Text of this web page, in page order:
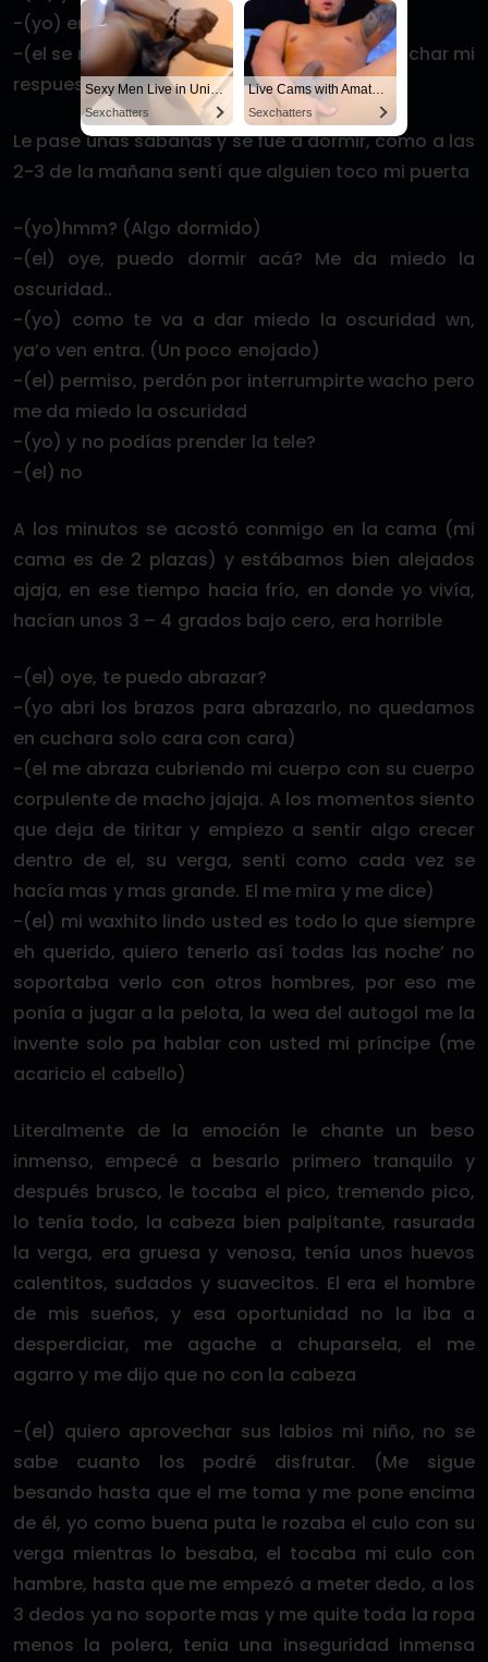
-(yo) en el sillón (tenemos sillón cama)
-(el se notaba un poco desanimado al escuchar mi
respuesta) bueno
Le pase unas sábanas y se fue a dormir, como a las
2-3 de la mañana sentí que alguien toco mi puerta
-(yo)hmm? (Algo dormido)
-(el) oye, puedo dormir acá? Me da miedo la
oscuridad..
-(yo) como te va a dar miedo la oscuridad wn,
ya’o ven entra. (Un poco enojado)
-(el) permiso, perdón por interrumpirte wacho pero
me da miedo la oscuridad
-(yo) y no podías prender la tele?
-(el) no
A los minutos se acostó conmigo en la cama (mi
cama es de 2 plazas) y estábamos bien alejados
ajaja, en ese tiempo hacia frío, en donde yo vivía,
hacían unos 3 – 4 grados bajo cero, era horrible
-(el) oye, te puedo abrazar?
-(yo abri los brazos para abrazarlo, no quedamos
en cuchara solo cara con cara)
-(el me abraza cubriendo mi cuerpo con su cuerpo
corpulente de macho jajaja. A los momentos siento
que deja de tiritar y empiezo a sentir algo crecer
dentro de el, su verga, senti como cada vez se
hacía mas y mas grande. El me mira y me dice)
-(el) mi waxhito lindo usted es todo lo que siempre
eh querido, quiero tenerlo así todas las noche’ no
soportaba verlo con otros hombres, por eso me
ponía a jugar a la pelota, la wea del autogol me la
invente solo pa hablar con usted mi príncipe (me
acaricio el cabello)
Literalmente de la emoción le chante un beso
inmenso, empecé a besarlo primero tranquilo y
después brusco, le tocaba el pico, tremendo pico,
lo tenía todo, la cabeza bien palpitante, rasurada
la verga, era gruesa y venosa, tenía unos huevos
calentitos, sudados y suavecitos. El era el hombre
de mis sueños, y esa oportunidad no la iba a
desperdiciar, me agache a chuparsela, el me
agarro y me dijo que no con la cabeza
-(el) quiero aprovechar sus labios mi niño, no se
sabe cuanto los podré disfrutar. (Me sigue
besando hasta que el me toma y me pone encima
de él, yo como buena puta le rozaba el culo con su
verga mientras lo besaba, el tocaba mi culo con
hambre, hasta que me empezó a meter dedo, a los
3 dedos ya no soporte mas y me quite toda la ropa
menos la polera, tenia una inseguridad inmensa
Sexy Men Live in United States
Sexchatters
Live Cams with Amateur Men
Sexchatters